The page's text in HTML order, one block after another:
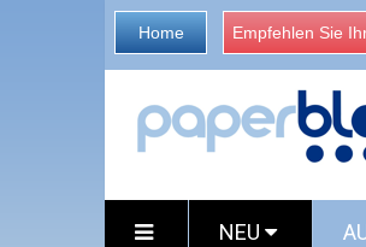
Home Empfehlen Sie
NEU